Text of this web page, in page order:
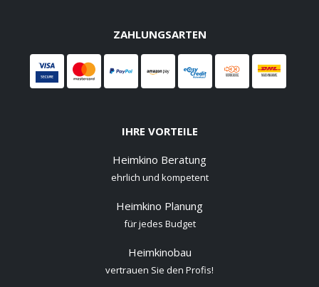
ZAHLUNGSARTEN
IHRE VORTEILE
Heimkino Beratung
ehrlich und kompetent
Heimkino Planung
für jedes Budget
Heimkinobau
vertrauen Sie den Profis!